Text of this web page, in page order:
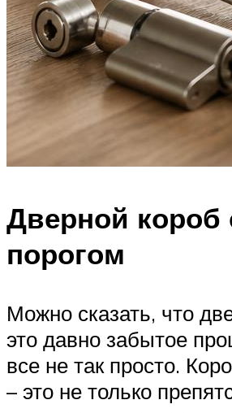
Дверной короб
порогом
Можно сказать, что
это давно забытое
все не так просто.
– это не только